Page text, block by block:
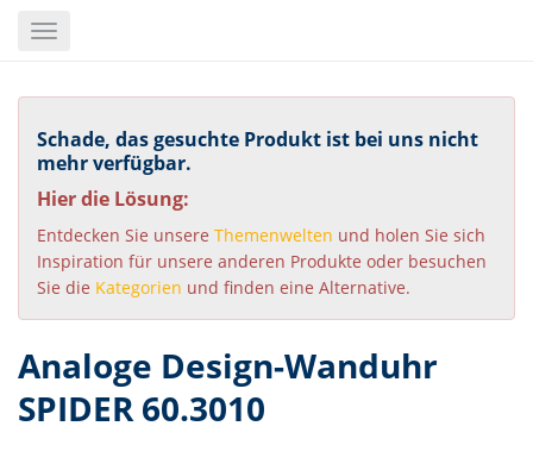
content
Toggle
Schade, das gesuchte Produkt ist bei uns nicht
mehr verfügbar.
Hier die Lösung:
Entdecken Sie unsere Themenwelten und holen Sie sich
Inspiration für unsere anderen Produkte oder besuchen
Sie die Kategorien und finden eine Alternative.
Analoge Design-Wanduhr
SPIDER 60.3010